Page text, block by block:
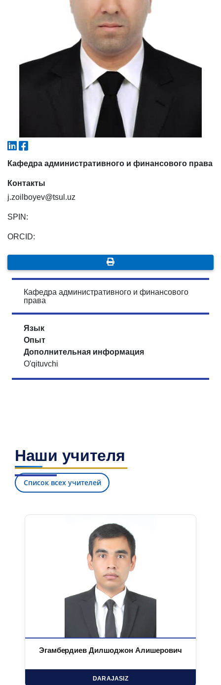
Кафедра административного и финансового права
Контакты
j.zoilboyev@tsul.uz
SPIN:
ORCID:
Кафедра административного и финансового
права
Язык
Опыт
Дополнительная информация
O'qituvchi
Наши учителя
Список всех учителей
Эгамбердиев Дилшоджон Алишерович
DARAJASIZ
6. Онлайн-заявки (15)
✉️ Написать администратору